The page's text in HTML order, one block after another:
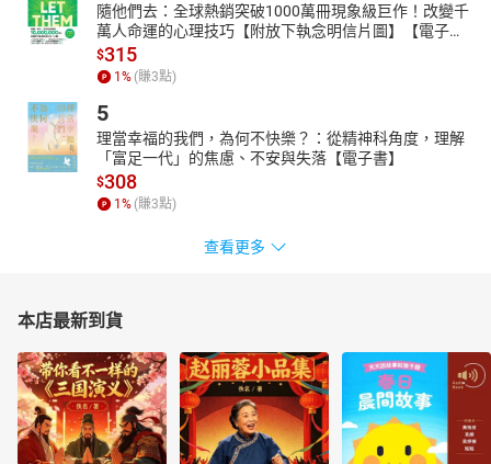
隨他們去：全球熱銷突破1000萬冊現象級巨作！改變千
萬人命運的心理技巧【附放下執念明信片圖】【電子
書】
$315
1% (賺3點)
5
理當幸福的我們，為何不快樂？：從精神科角度，理解
「富足一代」的焦慮、不安與失落【電子書】
$308
1% (賺3點)
查看更多
本店最新到貨